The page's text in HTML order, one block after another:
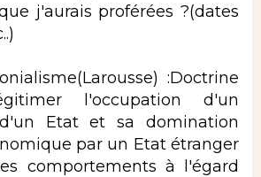
j'aurais proférées ?(dates
:Doctrine
l'occupation d'un
Etat et sa domination
par un Etat étranger
comportements à l'égard